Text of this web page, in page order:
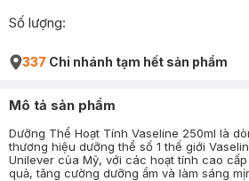
Số lượng:
337 Chi nhánh tạm hết sản phẩm
Mô tả sản phẩm
Dưỡng Thể Hoạt Tính Vaseline 250ml là
thương hiệu dưỡng thể số 1 thế giới
Unilever của Mỹ, với các hoạt tính cao
quả, tăng cường dưỡng ẩm và làm sáng